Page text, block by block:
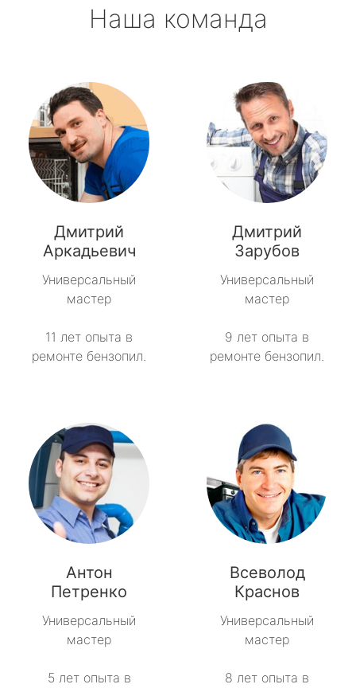
Наша команда
Дмитрий
Аркадьевич
Универсальный
мастер
11 лет опыта в
ремонте бензопил.
Дмитрий
Зарубов
Универсальный
мастер
9 лет опыта в
ремонте бензопил.
Антон
Петренко
Универсальный
мастер
5 лет опыта в
Всеволод
Краснов
Универсальный
мастер
8 лет опыта в